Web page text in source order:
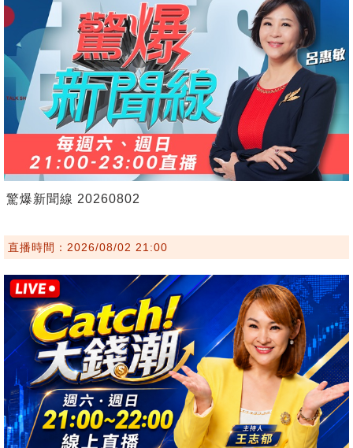
驚爆新聞線 20260802
直播時間：2026/08/02 21:00